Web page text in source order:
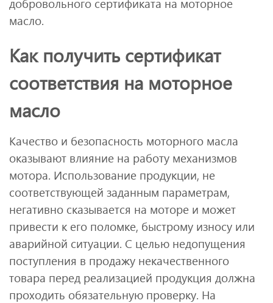
добровольного сертификата на моторное
масло.
Как получить сертификат
соответствия на моторное
масло
Качество и безопасность моторного масла
оказывают влияние на работу механизмов
мотора. Использование продукции, не
соответствующей заданным параметрам,
негативно сказывается на моторе и может
привести к его поломке, быстрому износу или
аварийной ситуации. С целью недопущения
поступления в продажу некачественного
товара перед реализацией продукция должна
проходить обязательную проверку. На